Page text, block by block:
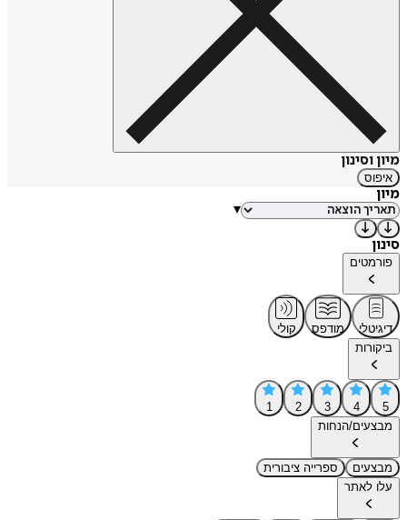
מיון וסינון
איפוס
מיון
▾
סינון
פורמטים
דיגיטלי מודפס
קולי
ביקורות
5
4
3
2
1
מבצעים/הנחות
מבצעים
ספרייה ציבורית
עלו לאתר